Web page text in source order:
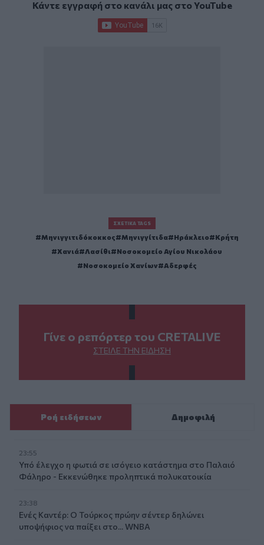
Κάντε εγγραφή στο κανάλι μας στοYouTube
ΣΧΕΤΙΚΆ TAGS
Μηνιγγιτιδόκοκκος Μηνιγγίτιδα Ηράκλειο
Κρήτη
Χανιά
Λασίθι
Νοσοκομείο Αγίου Νικολάου
Νοσοκομείο Χανίων
Αδερφές
Γίνε ο ρεπόρτερ του CRETALIVE
ΣΤΕΊΛΕ ΤΗΝ ΕΊΔΗΣΗ
Ροή ειδήσεων Δημοφιλή
23:55
Υπό έλεγχο η φωτιά σε ισόγειο κατάστημα στο Παλαιό
Φάληρο - Εκκενώθηκε προληπτικά πολυκατοικία
23:38
Ενές Καντέρ: Ο Τούρκος πρώην σέντερ δηλώνει
υποψήφιος να παίξει στο... WNBA